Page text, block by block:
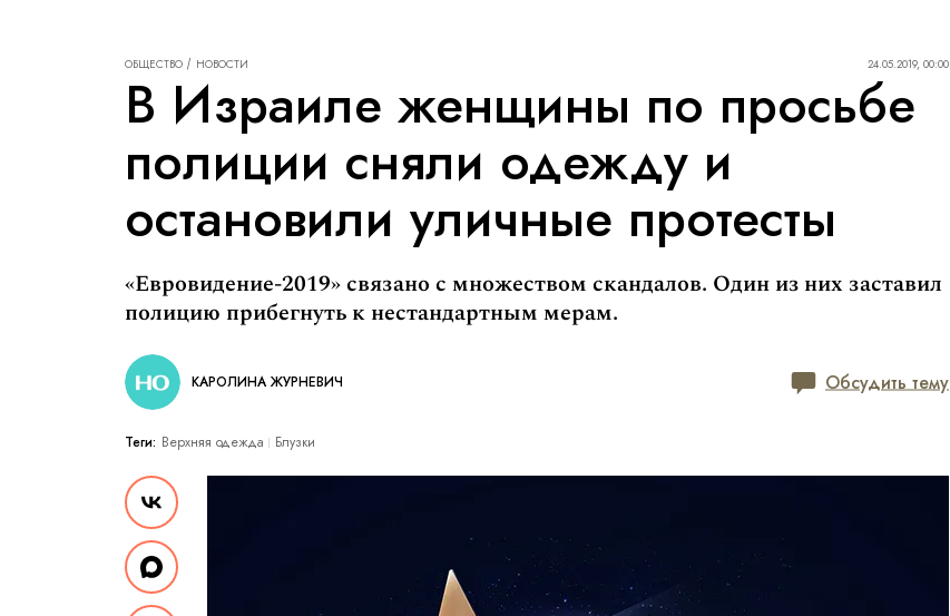
ОБЩЕСТВО НОВОСТИ 24.05.2019, 00:00
В Израиле женщины по просьбе
полиции сняли одежду и
остановили уличные протесты
«Евровидение-2019» связано с множеством скандалов. Один из них заставил
полицию прибегнуть к нестандартным мерам.
КАРОЛИНА ЖУРНЕВИЧ Обсудить тему
Теги: Верхняя одежда Блузки